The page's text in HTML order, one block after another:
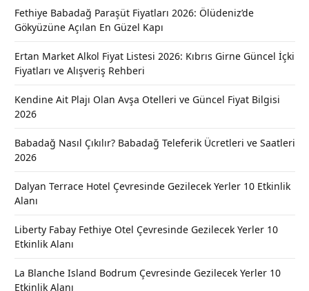
Fethiye Babadağ Paraşüt Fiyatları 2026: Ölüdeniz’de
Gökyüzüne Açılan En Güzel Kapı
Ertan Market Alkol Fiyat Listesi 2026: Kıbrıs Girne Güncel İçki
Fiyatları ve Alışveriş Rehberi
Kendine Ait Plajı Olan Avşa Otelleri ve Güncel Fiyat Bilgisi
2026
Babadağ Nasıl Çıkılır? Babadağ Teleferik Ücretleri ve Saatleri
2026
Dalyan Terrace Hotel Çevresinde Gezilecek Yerler 10 Etkinlik
Alanı
Liberty Fabay Fethiye Otel Çevresinde Gezilecek Yerler 10
Etkinlik Alanı
La Blanche Island Bodrum Çevresinde Gezilecek Yerler 10
Etkinlik Alanı